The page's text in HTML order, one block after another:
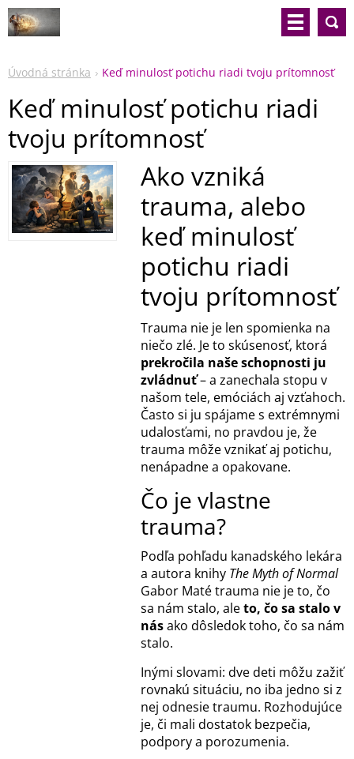
Úvodná stránka Keď minulosť potichu riadi tvoju prítomnosť
Keď minulosť potichu riadi
tvoju prítomnosť
Ako vzniká
trauma, alebo
keď minulosť
potichu riadi
tvoju prítomnosť
Trauma nie je len spomienka na
niečo zlé. Je to skúsenosť, ktorá
prekročila naše schopnosti ju
zvládnuť– a zanechala stopu v
našom tele, emóciách aj vzťahoch.
Často si ju spájame s extrémnymi
udalosťami, no pravdou je, že
trauma môže vznikať aj potichu,
nenápadne a opakovane.
Čo je vlastne
trauma?
Podľa pohľadu kanadského lekára
a autora knihy The Myth of Normal
Gabor Matétrauma nie je to, čo
sa nám stalo, aleto, čo sa stalo v
násako dôsledok toho, čo sa nám
stalo.
Inými slovami: dve deti môžu zažiť
rovnakú situáciu, no iba jedno si z
nej odnesie traumu. Rozhodujúce
je, či mali dostatok bezpečia,
podpory a porozumenia.